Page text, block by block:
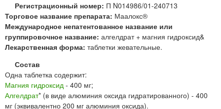
Регистрационный номер: П N014986/01-240713
Торговое название препарата: Маалокс®
Международное непатентованное название или
группировочное название: алгелдрат + магния гидроксид&
Лекарственная форма: таблетки жевательные.
Состав
Одна таблетка содержит:
Магния гидроксид - 400 мг;
Алгелдрат* (в виде алюминия оксида гидратированного) - 400
мг (эквивалентно 200 мг алюминия оксида).